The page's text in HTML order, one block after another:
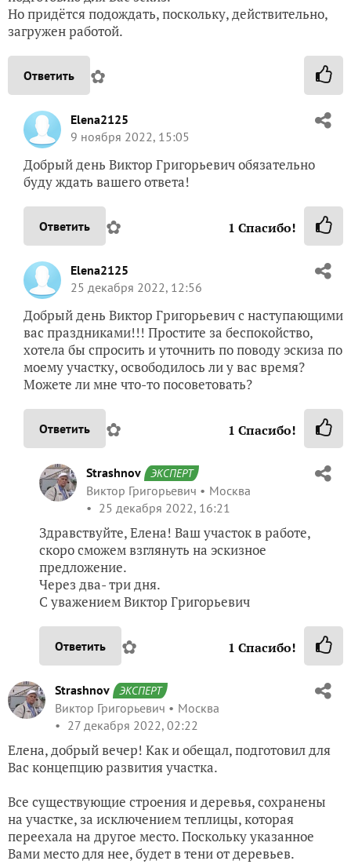
Но придётся подождать, поскольку, действительно,
загружен работой.
Ответить ✿
Elena2125
9 ноября 2022, 15:05
Добрый день Виктор Григорьевич обязательно
буду ждать вашего ответа!
Ответить ✿ 1 Спасибо!
Elena2125
25 декабря 2022, 12:56
Добрый день Виктор Григорьевич с наступающими
вас праздниками!!! Простите за беспокойство,
хотела бы спросить и уточнить по поводу эскиза по
моему участку, освободилось ли у вас время?
Можете ли мне что-то посоветовать?
Ответить ✿ 1 Спасибо!
Strashnov ЭКСПЕРТ
Виктор Григорьевич
Москва
25 декабря 2022, 16:21
Здравствуйте, Елена! Ваш участок в работе,
скоро сможем взглянуть на эскизное
предложение.
Через два- три дня.
С уважением Виктор Григорьевич
Ответить ✿ 1 Спасибо!
Strashnov ЭКСПЕРТ
Виктор Григорьевич
Москва
27 декабря 2022, 02:22
Елена, добрый вечер! Как и обещал, подготовил для
Вас концепцию развития участка.
Все существующие строения и деревья, сохранены
на участке, за исключением теплицы, которая
переехала на другое место. Поскольку указанное
Вами место для нее, будет в тени от деревьев.